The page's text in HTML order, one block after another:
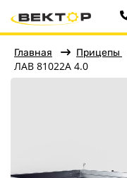
Главная Прицепы
ЛАВ 81022A 4.0